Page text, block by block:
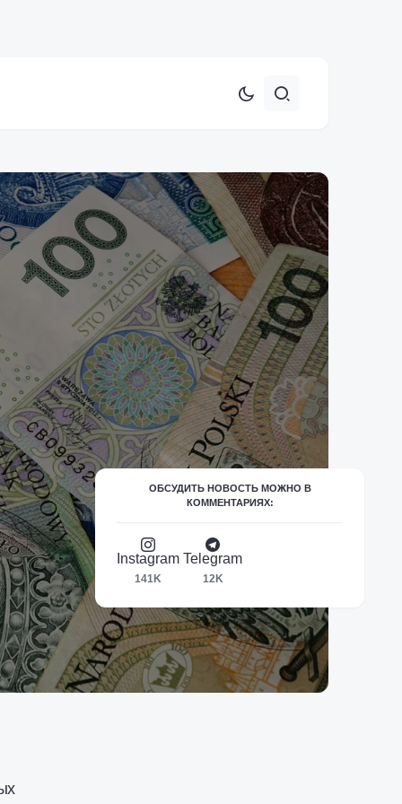
ОБСУДИТЬ НОВОСТЬ МОЖНО В
КОММЕНТАРИЯХ:
Instagram
141K
Telegram
12K